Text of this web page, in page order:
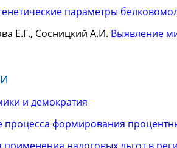
параметры
Е.Г., Сосницкий А.И. Выявление
и демократия
процесса формирования